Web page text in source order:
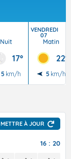
Nuit
17°
5 km/h
VENDREDI
07
Matin
22°
5 km/h
METTRE À JOUR
16 : 20